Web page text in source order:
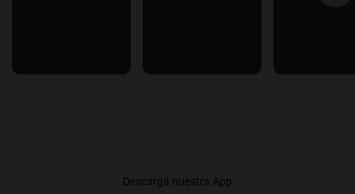
Descargá nuestra App